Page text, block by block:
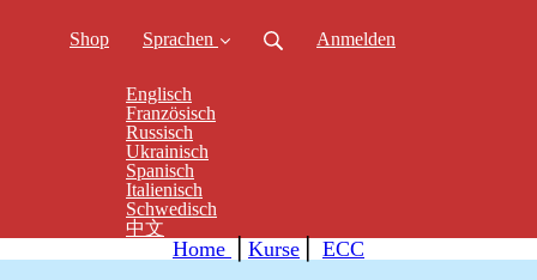
Shop Sprachen
Englisch
Französisch
Russisch
Ukrainisch
Spanisch
Italienisch
Schwedisch
中文
Anmelden
Home Kurse ECC